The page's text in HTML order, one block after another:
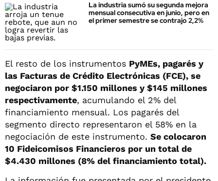
La industria sumó su segunda mejora
mensual consecutiva en junio, pero en
el primer semestre se contrajo 2,2%
El resto de los instrumentos PyMEs, pagarés y
las Facturas de Crédito Electrónicas (FCE), se
negociaron por $1.150 millones y $145 millones
respectivamente, acumulando el 2% del
financiamiento mensual. Los pagarés del
segmento directo representaron el 58% en la
negociación de este instrumento. Se colocaron
10 Fideicomisos Financieros por un total de
$4.430 millones (8% del financiamiento total).